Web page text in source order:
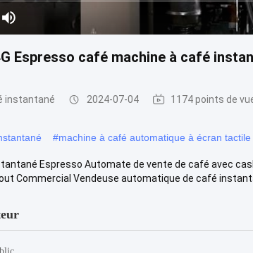
Espresso café machine à café
instantané 2024-07-04 1174 points de
#machine à café automatique à écran tactile
Espresso Automate de vente de café avec
Commercial Vendeuse automatique de café